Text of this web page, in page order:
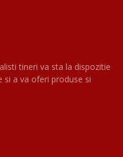
tineri va sta la dispozitie
si a va oferi produse si